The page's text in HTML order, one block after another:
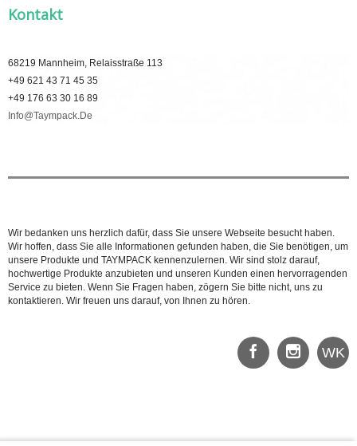
Kontakt
68219 Mannheim, Relaisstraße 113
+49 621 43 71 45 35
+49 176 63 30 16 89
Info@taympack.de
Wir bedanken uns herzlich dafür, dass Sie unsere Webseite besucht haben.
Wir hoffen, dass Sie alle Informationen gefunden haben, die Sie benötigen, um
unsere Produkte und TAYMPACK kennenzulernen. Wir sind stolz darauf,
hochwertige Produkte anzubieten und unseren Kunden einen hervorragenden
Service zu bieten. Wenn Sie Fragen haben, zögern Sie bitte nicht, uns zu
kontaktieren. Wir freuen uns darauf, von Ihnen zu hören.
WK